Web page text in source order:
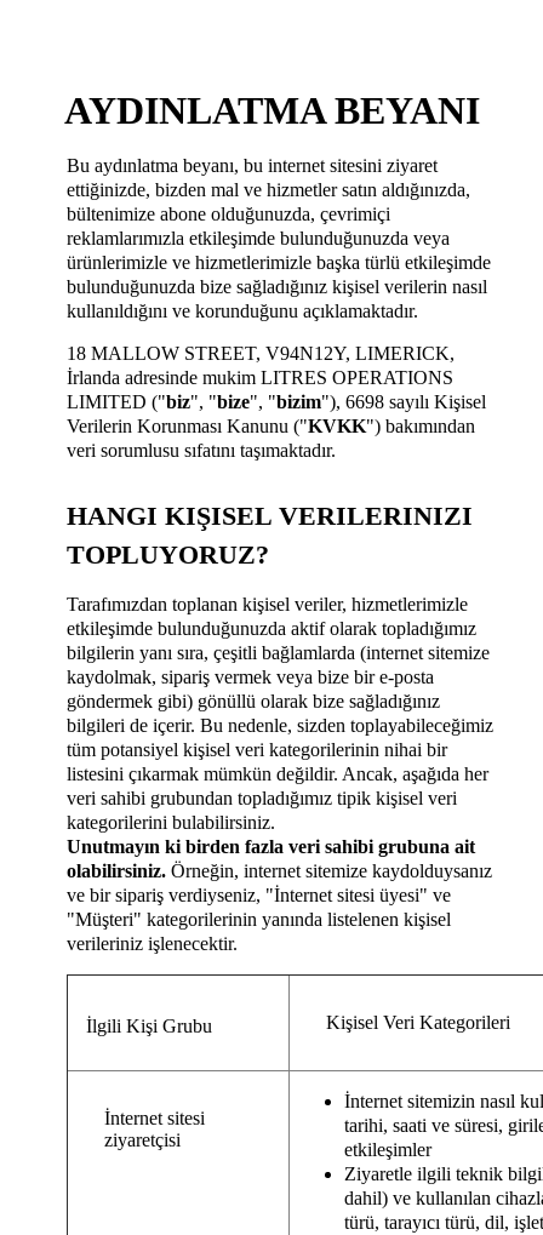
AYDINLATMA BEYANI
Bu aydınlatma beyanı, bu internet sitesini ziyaret
ettiğinizde, bizden mal ve hizmetler satın aldığınızda,
bültenimize abone olduğunuzda, çevrimiçi
reklamlarımızla etkileşimde bulunduğunuzda veya
ürünlerimizle ve hizmetlerimizle başka türlü etkileşimde
bulunduğunuzda bize sağladığınız kişisel verilerin nasıl
kullanıldığını ve korunduğunu açıklamaktadır.
18 MALLOW STREET, V94N12Y, LIMERICK,
İrlanda adresinde mukim LITRES OPERATIONS
LIMITED ("biz", "bize", "bizim"), 6698 sayılı Kişisel
Verilerin Korunması Kanunu ("KVKK") bakımından
veri sorumlusu sıfatını taşımaktadır.
HANGI KIŞISEL VERILERINIZI
TOPLUYORUZ?
Tarafımızdan toplanan kişisel veriler, hizmetlerimizle
etkileşimde bulunduğunuzda aktif olarak topladığımız
bilgilerin yanı sıra, çeşitli bağlamlarda (internet sitemize
kaydolmak, sipariş vermek veya bize bir e-posta
göndermek gibi) gönüllü olarak bize sağladığınız
bilgileri de içerir. Bu nedenle, sizden toplayabileceğimiz
tüm potansiyel kişisel veri kategorilerinin nihai bir
listesini çıkarmak mümkün değildir. Ancak, aşağıda her
veri sahibi grubundan topladığımız tipik kişisel veri
kategorilerini bulabilirsiniz.
Unutmayın ki birden fazla veri sahibi grubuna ait
olabilirsiniz. Örneğin, internet sitemize kaydolduysanız
ve bir sipariş verdiyseniz, "İnternet sitesi üyesi" ve
"Müşteri" kategorilerinin yanında listelenen kişisel
verileriniz işlenecektir.
İlgili Kişi Grubu Kişisel Veri Kategorileri
İnternet sitesi
ziyaretçisi
İnternet sitemizin nasıl
tarihi, saati ve süresi,
etkileşimler
Ziyaretle ilgili teknik
dahil) ve kullanılan
türü, tarayıcı türü, dil,